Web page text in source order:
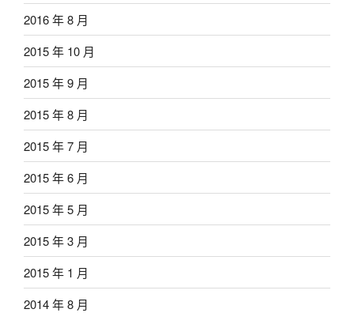
2016 年 8 月
2015 年 10 月
2015 年 9 月
2015 年 8 月
2015 年 7 月
2015 年 6 月
2015 年 5 月
2015 年 3 月
2015 年 1 月
2014 年 8 月